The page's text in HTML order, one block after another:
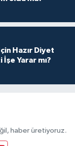
Hazır Diyet
Yarar mı?
haber üretiyoruz.